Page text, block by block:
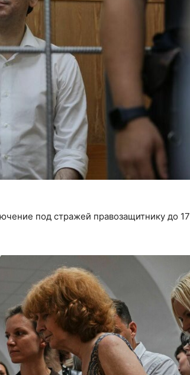
под стражей правозащитнику до 17